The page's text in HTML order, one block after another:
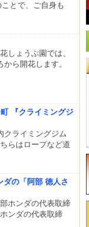
とで、ご自身も
しょうぶ園では、
ら開花します。
『クライミングジ
クライミングジム
らはロープなど道
の「阿部 徳人さ
ホンダの代表取締
ンダの代表取締